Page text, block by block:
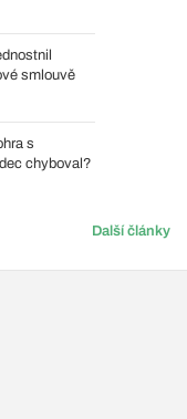
smlouvě
s
chyboval?
Další články